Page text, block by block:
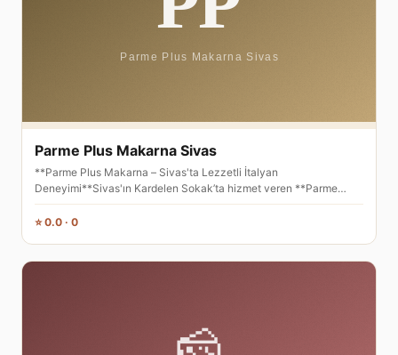
Parme Plus Makarna Sivas
**Parme Plus Makarna – Sivas'ta Lezzetli İtalyan
Deneyimi**Sivas'ın Kardelen Sokak’ta hizmet veren **Parme…
⭐ 0.0 · 0